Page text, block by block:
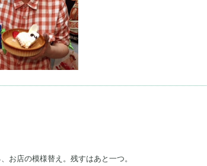
お店の模様替え。残すはあと一つ。